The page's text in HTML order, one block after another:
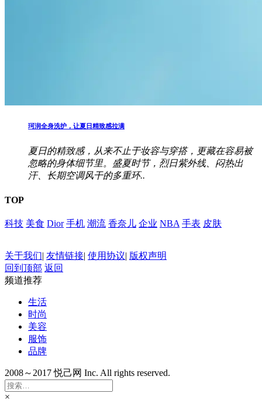
珂润全身洗护，让夏日精致感拉满
夏日的精致感，从来不止于妆容与穿搭，更藏在容易被
忽略的身体细节里。盛夏时节，烈日紫外线、闷热出
汗、长期空调风干的多重环..
TOP
科技 美食 Dior 手机 潮流 香奈儿 企业 NBA 手表 皮肤
关于我们| 友情链接| 使用协议| 版权声明
回到顶部 返回
频道推荐
生活
时尚
美容
服饰
品牌
2008～2017 悦己网 Inc. All rights reserved.
×